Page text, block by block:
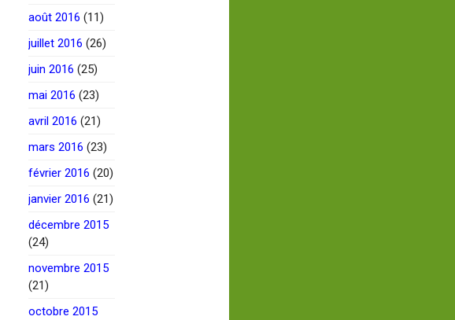
août 2016 (11)
juillet 2016 (26)
juin 2016 (25)
mai 2016 (23)
avril 2016 (21)
mars 2016 (23)
février 2016 (20)
janvier 2016 (21)
décembre 2015
(24)
novembre 2015
(21)
octobre 2015